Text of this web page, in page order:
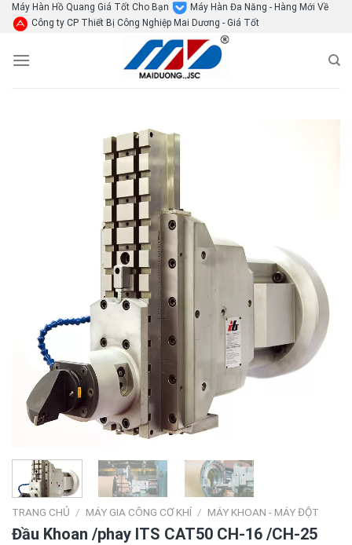
SkipMáy Hàn Hồ Quang Giá Tốt Cho Bạn
Máy Hàn Đa Năng - Hàng Mới Về
Công ty CP Thiết Bị Công Nghiệp Mai Dương - Giá Tốt
TRANG CHỦ / MÁY GIA CÔNG CƠ KHÍ / MÁY KHOAN - MÁY ĐỘT
Đầu Khoan /phay ITS CAT50 CH-16 /CH-25